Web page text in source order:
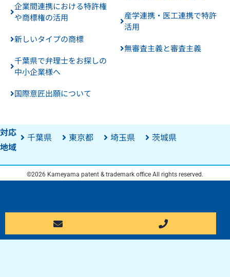
企業間連携における特許権
や商標権の活用
新しいタイプの商標
千葉県で弁理士をお探しの
中小企業様へ
国際意匠出願について
産学連携・医工連携で特許
活用
無審査主義と審査主義
対応
地域
千葉県 東京都 埼玉県 茨城県
©2026 Kameyama patent & trademark office All rights reserved.